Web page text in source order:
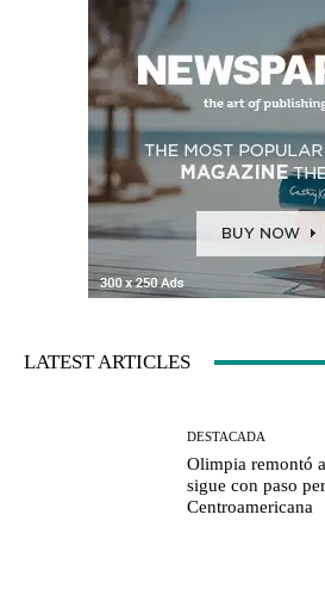
LATEST ARTICLES
DESTACADA
Olimpia remontó
sigue con paso
Centroamericana